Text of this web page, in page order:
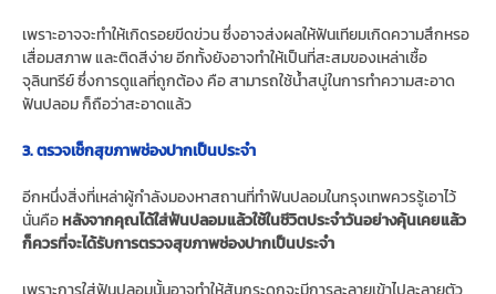
เพราะอาจจะทำให้เกิดรอยขีดข่วน ซึ่งอาจส่งผลให้ฟันเทียมเกิดความสึกหรอ
เสื่อมสภาพ และติดสีง่าย อีกทั้งยังอาจทำให้เป็นที่สะสมของเหล่าเชื้อ
จุลินทรีย์ ซึ่งการดูแลที่ถูกต้อง คือ สามารถใช้น้ำสบู่ในการทำความสะอาด
ฟันปลอม ก็ถือว่าสะอาดแล้ว
3. ตรวจเช็กสุขภาพช่องปากเป็นประจำ
อีกหนึ่งสิ่งที่เหล่าผู้กำลังมองหาสถานที่ทำฟันปลอมในกรุงเทพควรรู้เอาไว้
นั่นคือหลังจากคุณได้ใส่ฟันปลอมแล้วใช้ในชีวิตประจำวันอย่างคุ้นเคยแล้ว
ก็ควรที่จะได้รับการตรวจสุขภาพช่องปากเป็นประจำ
เพราะการใส่ฟันปลอมนั้นอาจทำให้สันกระดูกจะมีการละลายเข้าไปละลายตัว